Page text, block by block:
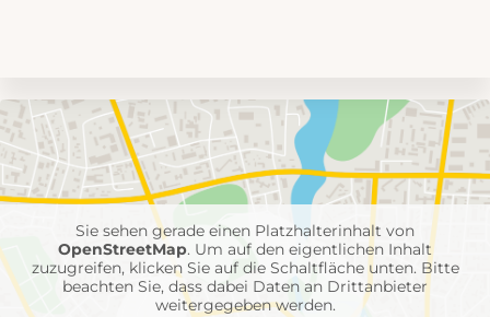
Umgebungskarte
mit
Feuerwehr-
Einheiten
Sie sehen gerade einen Platzhalterinhalt von
OpenStreetMap. Um auf den eigentlichen Inhalt
zuzugreifen, klicken Sie auf die Schaltfläche unten. Bitte
beachten Sie, dass dabei Daten an Drittanbieter
weitergegeben werden.